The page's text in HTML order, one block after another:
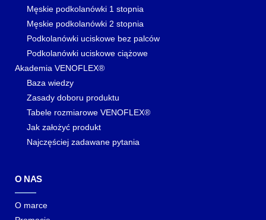
Męskie podkolanówki 1 stopnia
Męskie podkolanówki 2 stopnia
Podkolanówki uciskowe bez palców
Podkolanówki uciskowe ciążowe
Akademia VENOFLEX®
Baza wiedzy
Zasady doboru produktu
Tabele rozmiarowe VENOFLEX®
Jak założyć produkt
Najczęściej zadawane pytania
O NAS
O marce